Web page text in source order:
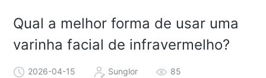
Qual a melhor forma de usar uma
varinha facial de infravermelho?
2026-04-15 Sunglor 85